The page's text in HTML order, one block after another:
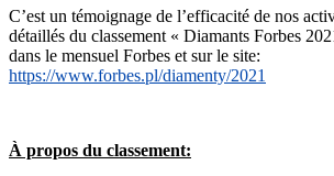
C’est un témoignage de l’efficacité de nos
détaillés du classement « Diamants Forbes
dans le mensuel Forbes et sur le site:
https://www.forbes.pl/diamenty/2021
À propos du classement: